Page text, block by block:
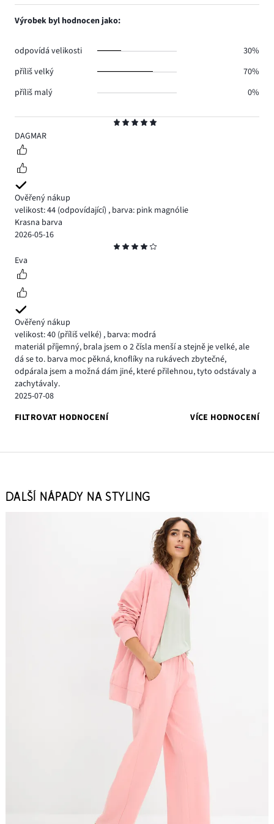
5
DAGMAR
Ověřený nákup
velikost: 44 (odpovídající) , barva: pink magnólie
Krasna barva
2026-05-16
4
Eva
Ověřený nákup
velikost: 40 (příliš velké) , barva: modrá
materiál příjemný, brala jsem o 2 čísla menší a stejně je velké, ale
dá se to. barva moc pěkná, knoflíky na rukávech zbytečné,
odpárala jsem a možná dám jiné, které přilehnou, tyto odstávaly a
zachytávaly.
2025-07-08
FILTROVAT HODNOCENÍ
VÍCE HODNOCENÍ
1,
Výrobek byl hodnocen jako:
odpovídá velikosti
30%
příliš velký
70%
příliš malý
0%
DALŠÍ NÁPADY NA STYLING